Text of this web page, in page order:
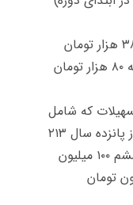
در سال جاری حداقل مبلغ ماهیانه ۳۸ هزار تومان
است که تا سال پانزدهم این مبلغ به ۸۰ هزار تومان
که شامل
آن می‌شود، در شهرهای بزرگ پس از پانزده سال ۲۱۳
میلیون تومان ، پس از پایان سال ششم ۱۰۰ میلیون
سال پنجم ۹۱ میلیون تومان